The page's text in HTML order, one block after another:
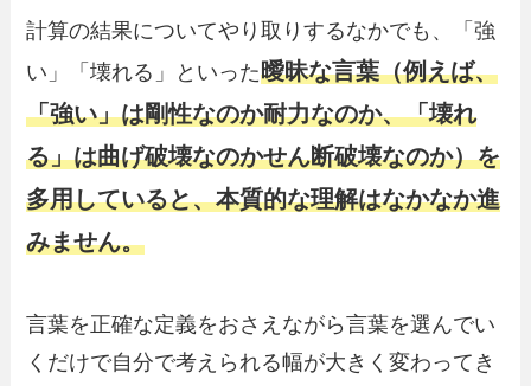
計算の結果についてやり取りするなかでも、「強
い」「壊れる」といった曖昧な言葉（例えば、
「強い」は剛性なのか耐力なのか、「壊れ
る」は曲げ破壊なのかせん断破壊なのか）を
多用していると、本質的な理解はなかなか進
みません。
言葉を正確な定義をおさえながら言葉を選んでい
くだけで自分で考えられる幅が大きく変わってき